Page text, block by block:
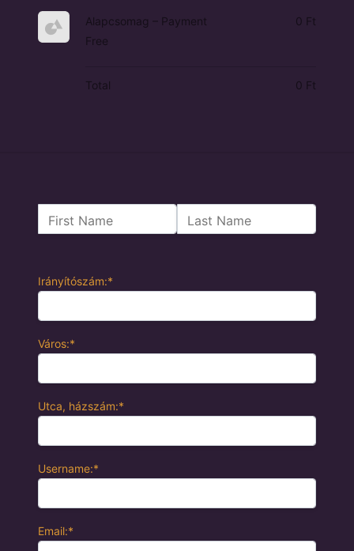
Name:
First Name Last Name
Irányítószám:*
Város:*
Utca, házszám:*
Username:*
Email:*
Alapcsomag – Payment
Free
0 Ft
Total 0 Ft